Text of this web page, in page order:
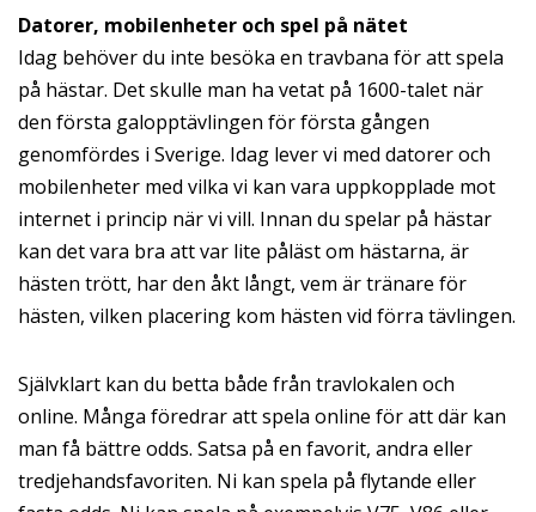
Datorer, mobilenheter och spel på nätet
Idag behöver du inte besöka en travbana för att spela
på hästar. Det skulle man ha vetat på 1600-talet när
den första galopptävlingen för första gången
genomfördes i Sverige. Idag lever vi med datorer och
mobilenheter med vilka vi kan vara uppkopplade mot
internet i princip när vi vill. Innan du spelar på hästar
kan det vara bra att var lite påläst om hästarna, är
hästen trött, har den åkt långt, vem är tränare för
hästen, vilken placering kom hästen vid förra tävlingen.
Självklart kan du betta både från travlokalen och
online. Många föredrar att spela online för att där kan
man få bättre odds. Satsa på en favorit, andra eller
tredjehandsfavoriten. Ni kan spela på flytande eller